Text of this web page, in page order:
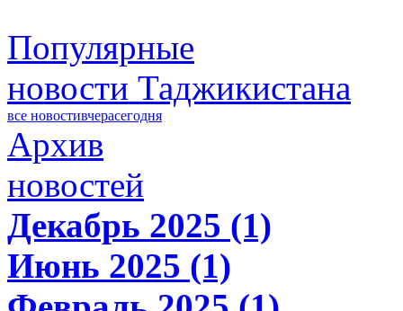
Популярные
новости Таджикистана
все новостивчерасегодня
Архив
новостей
Декабрь 2025 (1)
Июнь 2025 (1)